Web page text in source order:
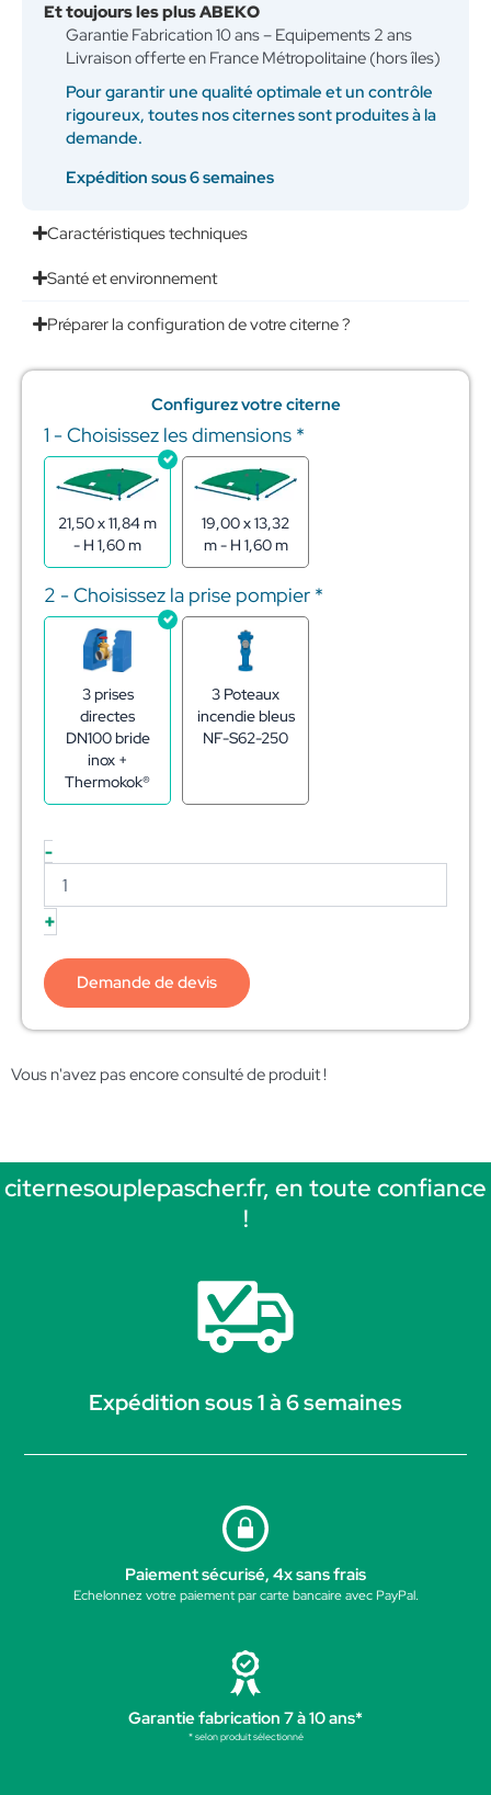
Et toujours les plus ABEKO
Garantie Fabrication 10 ans – Equipements 2 ans
Livraison offerte en France Métropolitaine (hors îles)
Pour garantir une qualité optimale et un contrôle
rigoureux, toutes nos citernes sont produites à la
demande.
Expédition sous 6 semaines
Caractéristiques techniques
Santé et environnement
Préparer la configuration de votre citerne ?
Configurez votre citerne
1 - Choisissez les dimensions *
21,50 x 11,84 m
- H 1,60 m
19,00 x 13,32
m - H 1,60 m
2 - Choisissez la prise pompier *
3 prises
directes
DN100 bride
inox +
Thermokok®
3 Poteaux
incendie bleus
NF-S62-250
-
quantité
de
Réserve
Incendie
en
citerne
souple
330m3
+
Demande de devis
Vous n'avez pas encore consulté de produit !
citernesouplepascher.fr, en toute confiance
!
Expédition sous 1 à 6 semaines
Paiement sécurisé, 4x sans frais
Echelonnez votre paiement par carte bancaire avec PayPal.
Garantie fabrication 7 à 10 ans*
* selon produit sélectionné